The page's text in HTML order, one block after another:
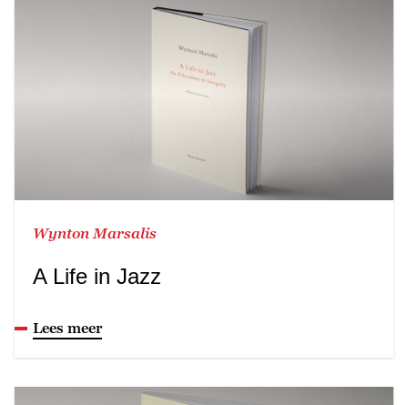
Wynton Marsalis
A Life in Jazz
Lees meer